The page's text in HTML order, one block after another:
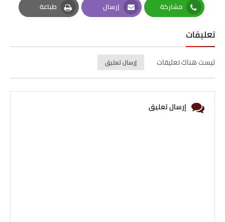
مشاركة
Whatsapp
إرسال
Email
طباعة
Print
تعليقات
ليست هناك تعليقات إرسال تعليق
إرسال تعليق